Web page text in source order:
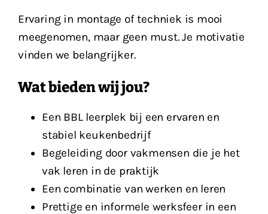
Ervaring in montage of techniek is mooi
meegenomen, maar geen must. Je motivatie
vinden we belangrijker.
Wat bieden wij jou?
Een BBL leerplek bij een ervaren en
stabiel keukenbedrijf
Begeleiding door vakmensen die je het
vak leren in de praktijk
Een combinatie van werken en leren
Prettige en informele werksfeer in een